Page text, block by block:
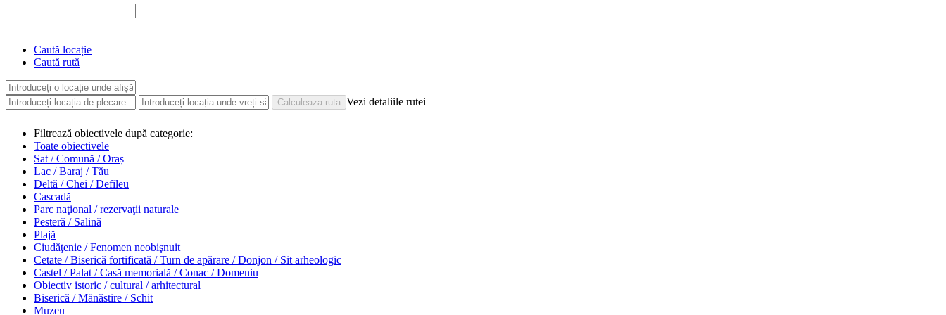
Caută locație
Caută rută
Vezi detaliile rutei
Filtrează obiectivele după categorie:
Toate obiectivele
Sat / Comună / Oraș
Lac / Baraj / Tău
Deltă / Chei / Defileu
Cascadă
Parc naţional / rezervaţii naturale
Pesteră / Salină
Plajă
Ciudăţenie / Fenomen neobişnuit
Cetate / Biserică fortificată / Turn de apărare / Donjon / Sit arheologic
Castel / Palat / Casă memorială / Conac / Domeniu
Obiectiv istoric / cultural / arhitectural
Biserică / Mănăstire / Schit
Muzeu